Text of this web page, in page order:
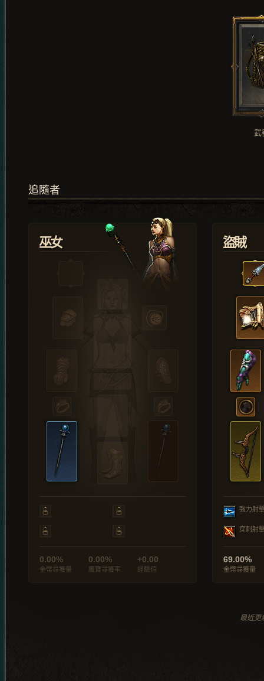
武
追隨者
巫女
0.00%
金幣尋獲量
0.00%
魔寶尋獲率
+0.00
經驗值
盜賊
強力射
穿刺射
69.00%
金幣尋獲量
最近更